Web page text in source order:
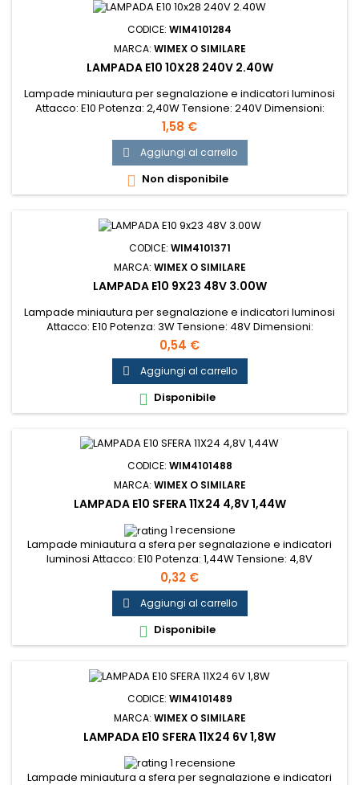
CODICE: WIM4101284
MARCA: WIMEX O SIMILARE
LAMPADA E10 10X28 240V 2.40W
Lampade miniautura per segnalazione e indicatori luminosi
Attacco: E10 Potenza: 2,40W Tensione: 240V Dimensioni:
10x28mm...
1,58 €
 Aggiungi al carrello
 Non disponibile
CODICE: WIM4101371
MARCA: WIMEX O SIMILARE
LAMPADA E10 9X23 48V 3.00W
Lampade miniautura per segnalazione e indicatori luminosi
Attacco: E10 Potenza: 3W Tensione: 48V Dimensioni:
9X23mm...
0,54 €
 Aggiungi al carrello
 Disponibile
CODICE: WIM4101488
MARCA: WIMEX O SIMILARE
LAMPADA E10 SFERA 11X24 4,8V 1,44W
1 recensione
Lampade miniautura a sfera per segnalazione e indicatori
luminosi Attacco: E10 Potenza: 1,44W Tensione: 4,8V
Dimensioni: 11x24mm...
0,32 €
 Aggiungi al carrello
 Disponibile
CODICE: WIM4101489
MARCA: WIMEX O SIMILARE
LAMPADA E10 SFERA 11X24 6V 1,8W
1 recensione
Lampade miniautura a sfera per segnalazione e indicatori